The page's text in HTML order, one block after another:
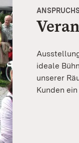
ideale
unserer
Kunden